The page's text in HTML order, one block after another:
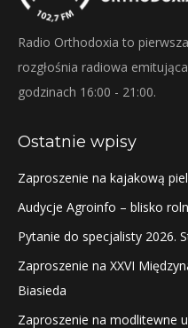
Radio Orthodoxia to
rozgłośnia radiowa
godzinach 16:00 - 21:00.
Ostatnie wpisy
Zaproszenie na kajakową
Audycje Agroinfo – blisko
Pytanie do specjalisty 2026.
Zaproszenie na XXVI
Biasieda
Zaproszenie na modlitewne